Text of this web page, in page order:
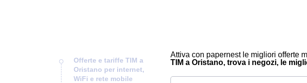
Offerte e tariffe TIM a
Oristano per internet,
WiFi e rete mobile
Attiva con papernest le migliori offerte
TIM a Oristano, trova i negozi, le